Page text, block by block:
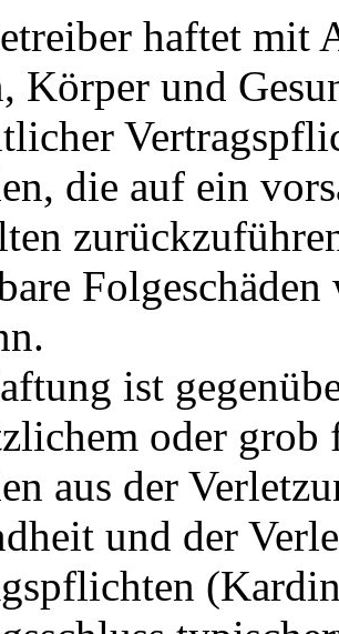
haftet mit
Körper und
die auf ein
Folgeschäden
ist
oder grob
aus der
und der